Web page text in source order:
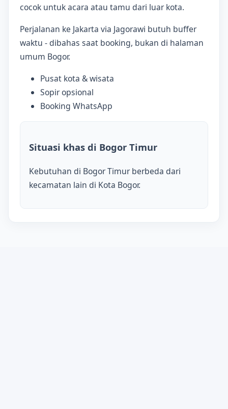
cocok untuk acara atau tamu dari luar kota.
Perjalanan ke Jakarta via Jagorawi butuh buffer
waktu - dibahas saat booking, bukan di halaman
umum Bogor.
Pusat kota & wisata
Sopir opsional
Booking WhatsApp
Situasi khas di Bogor Timur
Kebutuhan di Bogor Timur berbeda dari
kecamatan lain di Kota Bogor.